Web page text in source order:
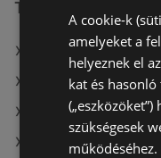
További linkek
A(z) Penny-
A(z) Müller HU
A(z) G'Roby
A(z) Metro
A cookie-k
amelyeket a
helyeznek el
kat és
szükségesek